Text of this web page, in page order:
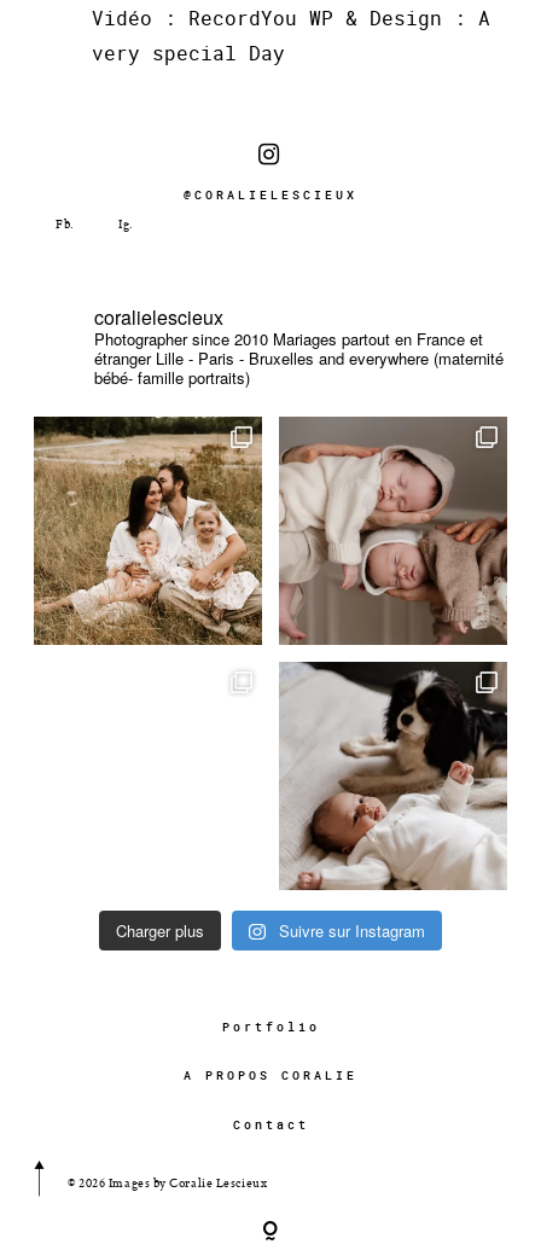
Vidéo : RecordYou WP & Design : A
very special Day
@CORALIELESCIEUX
coralielescieux
Photographer since 2010 Mariages partout en France et
étranger Lille - Paris - Bruxelles and everywhere (maternité
bébé- famille portraits)
Charger plus Suivre sur Instagram
Portfolio
A PROPOS CORALIE
Contact
© 2026 Images by Coralie Lescieux